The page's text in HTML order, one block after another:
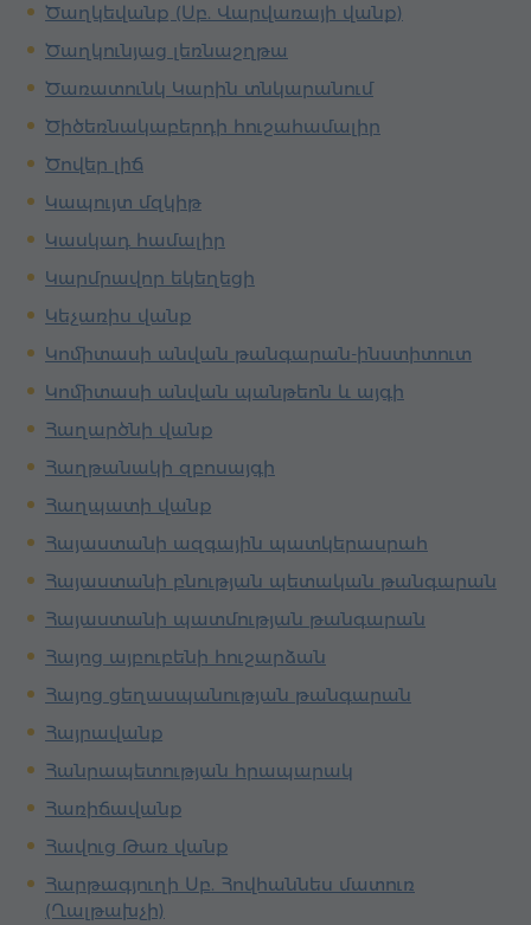
Ծաղկեվանք (Սբ. Վարվառայի վանք)
Ծաղկունյաց լեռնաշղթա
Ծառատունկ Կարին տնկարանում
Ծիծեռնակաբերդի հուշահամալիր
Ծովեր լիճ
Կապույտ մզկիթ
Կասկադ համալիր
Կարմրավոր եկեղեցի
Կեչառիս վանք
Կոմիտասի անվան թանգարան-ինստիտուտ
Կոմիտասի անվան պանթեոն և այգի
Հաղարծնի վանք
Հաղթանակի զբոսայգի
Հաղպատի վանք
Հայաստանի ազգային պատկերասրահ
Հայաստանի բնության պետական թանգարան
Հայաստանի պատմության թանգարան
Հայոց այբուբենի հուշարձան
Հայոց ցեղասպանության թանգարան
Հայրավանք
Հանրապետության հրապարակ
Հառիճավանք
Հավուց Թառ վանք
Հարթագյուղի Սբ. Հովհաննես մատուռ
(Ղալթախչի)